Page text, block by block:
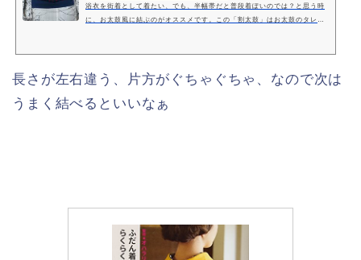
浴衣を街着として着たい、でも、半幅帯だと普段着ぽいのでは？と思う時
に、お太鼓風に結ぶのがオススメです。この「割太鼓」はお太鼓のタレを
長さが左右違う、片方がぐちゃぐちゃ、なので次は
うまく結べるといいなぁ